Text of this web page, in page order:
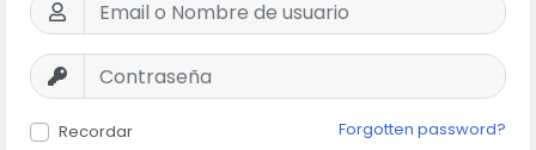
Recordar Forgotten password?